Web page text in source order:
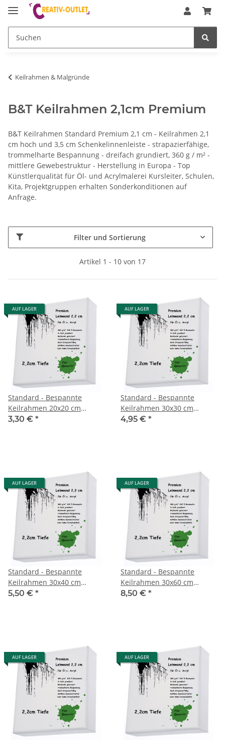
Keilrahmen & Malgründe
B&T Keilrahmen 2,1cm Premium
B&T Keilrahmen Standard Premium 2,1 cm - Keilrahmen 2,1
cm hoch und 3,5 cm Schenkelinnenleiste - strapazierfähige,
trommelharte Bespannung - dreifach grundiert, 360 g / m² -
mittlere Gewebestruktur - Herstellung in Europa - Top
Künstlerqualität für Öl- und Acrylmalerei Kursleiter, Schulen,
Kita, Projektgruppen erhalten Sonderkonditionen auf
Anfrage.
Filter und Sortierung
Artikel 1 - 10 von 17
AUF LAGER
Standard - Bespannte
Keilrahmen 20x20 cm
Premium 2,1cm 360g
3,30 € *
AUF LAGER
Standard - Bespannte
Keilrahmen 30x30 cm
Premium 2,1cm 360g
4,95 € *
AUF LAGER
Standard - Bespannte
Keilrahmen 30x40 cm
Premium 2,1cm 360g
5,50 € *
AUF LAGER
Standard - Bespannte
Keilrahmen 30x60 cm
Premium 2,1cm 360g
8,50 € *
AUF LAGER AUF LAGER